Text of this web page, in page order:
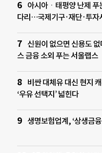
아시아ㆍ태평양 난제 푸
다리…국제기구·재단·투자
신원이 없으면 신용도
스 금융 소외 푸는 서울랩스
비싼 대체유 대신 현지
‘우유 선택지’ 넓힌다
생명보험업계, ‘상생금